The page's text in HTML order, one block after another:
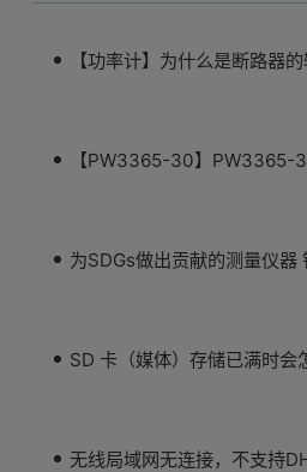
【功率计】为什么是断路器的
【PW3365-30】PW3365-30和
为SDGs做出贡献的测量仪器
SD 卡（媒体）存储已满时会
无线局域网无连接，不支持